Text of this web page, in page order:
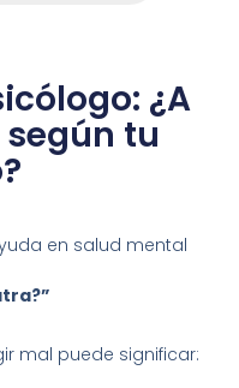
¿A
tu
en salud mental
mal puede significar: